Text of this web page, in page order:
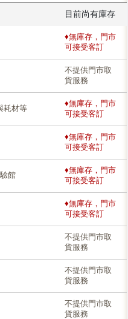
目前尚有庫存
♦無庫存，門市
可接受客訂
不提供門市取
貨服務
耗材等
♦無庫存，門市
可接受客訂
♦無庫存，門市
可接受客訂
館
♦無庫存，門市
可接受客訂
♦無庫存，門市
可接受客訂
不提供門市取
貨服務
不提供門市取
貨服務
不提供門市取
貨服務